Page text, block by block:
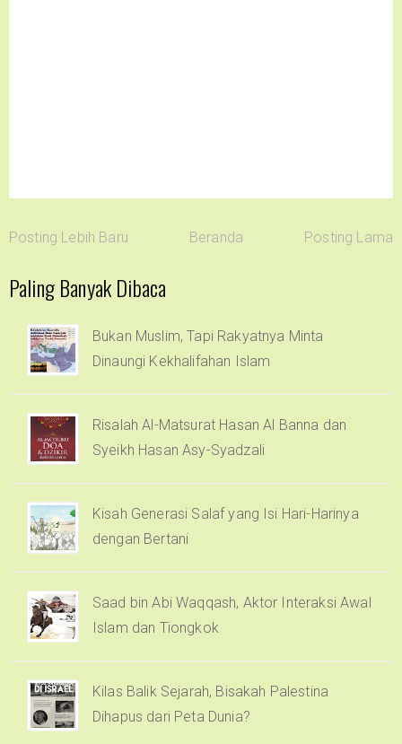
Posting Lebih Baru Beranda Posting Lama
Paling Banyak Dibaca
Bukan Muslim, Tapi Rakyatnya Minta
Dinaungi Kekhalifahan Islam
Risalah Al-Matsurat Hasan Al Banna dan
Syeikh Hasan Asy-Syadzali
Kisah Generasi Salaf yang Isi Hari-Harinya
dengan Bertani
Saad bin Abi Waqqash, Aktor Interaksi Awal
Islam dan Tiongkok
Kilas Balik Sejarah, Bisakah Palestina
Dihapus dari Peta Dunia?